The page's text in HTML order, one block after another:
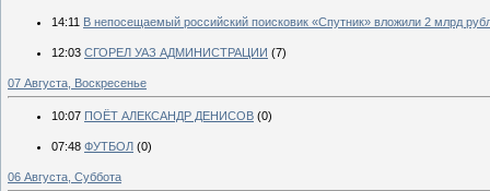
14:11 В непосещаемый российский поисковик «Спутник» вложили 2 млрд
12:03 СГОРЕЛ УАЗ АДМИНИСТРАЦИИ (7)
07 Августа, Воскресенье
10:07 ПОЁТ АЛЕКСАНДР ДЕНИСОВ (0)
07:48 ФУТБОЛ (0)
06 Августа, Суббота